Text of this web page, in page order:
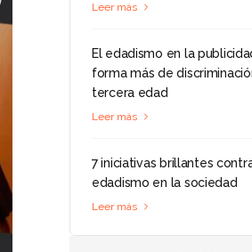
Leer más
El edadismo en la
forma más de
tercera edad
Leer más
7 iniciativas brillantes
edadismo en la sociedad
Leer más